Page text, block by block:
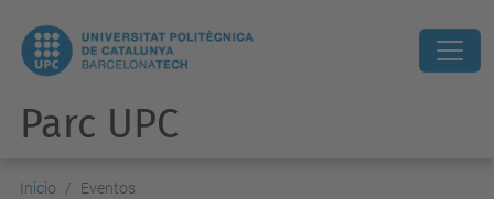
Parc UPC
Inicio Eventos